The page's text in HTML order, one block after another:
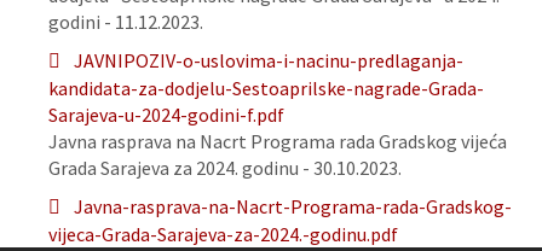
godini - 11.12.2023.
JAVNIPOZIV-o-uslovima-i-nacinu-predlaganja-
kandidata-za-dodjelu-Sestoaprilske-nagrade-Grada-
Sarajeva-u-2024-godini-f.pdf
Javna rasprava na Nacrt Programa rada Gradskog vijeća
Grada Sarajeva za 2024. godinu - 30.10.2023.
Javna-rasprava-na-Nacrt-Programa-rada-Gradskog-
vijeca-Grada-Sarajeva-za-2024.-godinu.pdf